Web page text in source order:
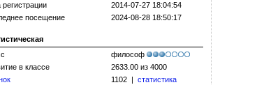
регистрации
2014-07-27 18:04:54
посещение
2024-08-28 18:50:17
философ
в классе
2633.00 из 4000
1102 | статистика